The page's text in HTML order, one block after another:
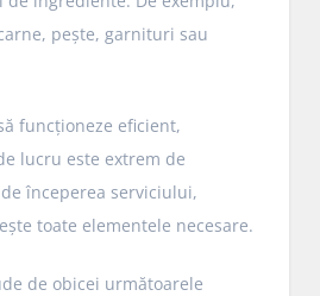
pește, garnituri sau
funcționeze eficient,
lucru este extrem de
începerea serviciului,
toate elementele necesare.
de obicei următoarele